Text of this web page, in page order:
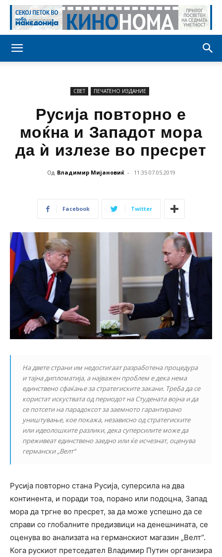
СВЕТ ПЕЧАТЕНО ИЗДАНИЕ
Русија повторно е
моќна и Западот мора
да ѝ излезе во пресрет
Од Владимир Мијановиќ - 11:35 07.05.2019
Facebook Twitter
На двете страни им недостигаат разработена процедура
и тајна дипломатија, а најважен проблем е дека нема
единствено сфаќање за стратегиските закани. Треба да се
користат искуствата од периодот на Студената војна и да
се потсети на парадоксот за заемното гарантирано
уништување, кое покажа, независно од стратегиските
или идеолошките разлики, дека суперсилите може да
преживеат единствено заедно или ќе исчезнат, оценува
германски „Велт“
Русија повторно стана Русија, суперсила на два
континента, и поради тоа, порано или подоцна, Запад
мора да тргне во пресрет, за да може успешно да се
справи со глобалните предизвици на денешнината, се
оценува во анализата на германскиот магазин „Велт“.
Кога рускиот претседател Владимир Путин организира